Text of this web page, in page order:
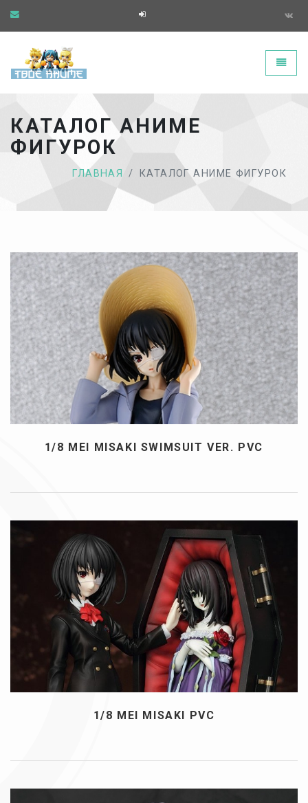
Твоё аниме - главная страница
КАТАЛОГ АНИМЕ
ФИГУРОК
ГЛАВНАЯ КАТАЛОГ АНИМЕ ФИГУРОК
1/8 MEI MISAKI SWIMSUIT VER. PVC
1/8 MEI MISAKI PVC